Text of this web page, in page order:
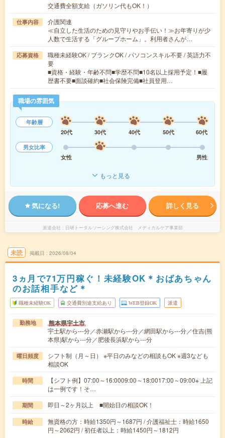
交通費全額支給（ガソリン代もOK！）
仕事内容
介護関連
≪自立した生活のための見守りやお手伝い！≫お年寄りが少
人数で生活する「グループホーム」。利用者さんが…
応募資格
職種未経験OK / ブランクOK / パソコンスキル不要 / 英語力不
要
■資格・経験・年齢不問■学歴不問■10名以上採用予定！■履
歴書不要■面談確約■社会保険完備■社員登用…
職場の雰囲気
年齢層
20代
30代 40代 50代
60代
男女比率
女性
男性
もっと見る
気になる! 応募へ進む 詳しく見る
派遣会社 日研トータルソーシング株式会社 メディカルケア事業部
未読 掲載日 2026/08/04
3ヵ月で71万円稼ぐ！未経験OK＊おばあちゃん
のお話相手など＊
職種未経験OK 交通費別途支給あり WEB登録OK 派遣
勤務地 熊本県宇土市
宇土駅から---分／赤瀬駅から---分／網田駅から---分／住吉(熊
本県)駅から---分／肥後長浜駅から---分
曜日頻度
シフト制（月～日） ※平日のみなどの相談もOK ※週3なども
相談OK
時間
【シフト例】07:00～16:0009:00～18:0017:00～09:00※ 上記
は一例です！そ…
期間 即日～2ヶ月以上 ■開始日の相談OK！
時給
無資格の方：時給1350円～1687円 / 介護福祉士：時給1650
円～2062円 / 初任者以上：時給1450円～1812円